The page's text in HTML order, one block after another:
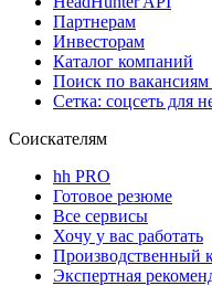
Партнерам
Инвесторам
Каталог компаний
Поиск по вакансиям
Сетка: соцсеть для
Соискателям
hh PRO
Готовое резюме
Все сервисы
Хочу у вас работать
Производственный
Экспертная